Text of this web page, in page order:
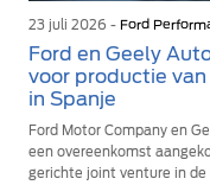
23 juli 2026 - Ford
Ford en Geely
voor productie
in Spanje
Ford Motor Company en
een overeenkomst
gerichte joint venture in de